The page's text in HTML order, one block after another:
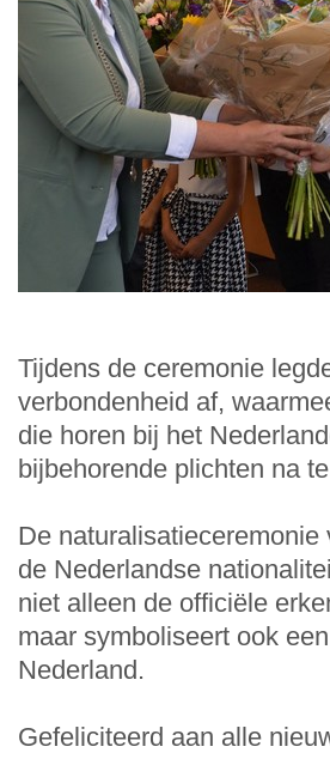
Tijdens de ceremonie
verbondenheid af,
die horen bij het
bijbehorende plichten na
De
de Nederlandse
niet alleen de officiële
maar symboliseert ook
Nederland.
Gefeliciteerd aan alle